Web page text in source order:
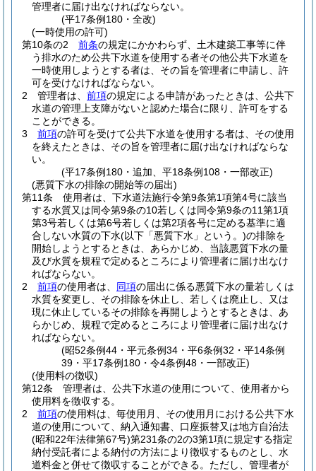
管理者に届け出なければならない。
(平17条例180・全改)
(一時使用の許可)
第10条の2
前条の規定にかかわらず、土木建築工事等に伴
う排水のため公共下水道を使用する者その他公共下水道を
一時使用しようとする者は、その旨を管理者に申請し、許
可を受けなければならない。
2
管理者は、 前項の規定による申請があったときは、公共下
水道の管理上支障がないと認めた場合に限り、許可をする
ことができる。
3
前項の許可を受けて公共下水道を使用する者は、その使用
を終えたときは、その旨を管理者に届け出なければならな
い。
(平17条例180・追加、平18条例108・一部改正)
(悪質下水の排除の開始等の届出)
第11条
使用者は、下水道法施行令第9条第1項第4号に該当
する水質又は同令第9条の10若しくは同令第9条の11第1項
第3号若しくは第6号若しくは第2項各号に定める基準に適
合しない水質の下水(以下「悪質下水」という。)の排除を
開始しようとするときは、あらかじめ、当該悪質下水の量
及び水質を規程で定めるところにより管理者に届け出なけ
ればならない。
2
前項の使用者は、 同項の届出に係る悪質下水の量若しくは
水質を変更し、その排除を休止し、若しくは廃止し、又は
現に休止しているその排除を再開しようとするときは、あ
らかじめ、規程で定めるところにより管理者に届け出なけ
ればならない。
(昭52条例44・平元条例34・平6条例32・平14条例
39・平17条例180・令4条例48・一部改正)
(使用料の徴収)
第12条
管理者は、公共下水道の使用について、使用者から
使用料を徴収する。
2
前項の使用料は、毎使用月、その使用月における公共下水
道の使用について、納入通知書、口座振替又は地方自治法
(昭和22年法律第67号)第231条の2の3第1項に規定する指定
納付受託者による納付の方法により徴収するものとし、水
道料金と併せて徴収することができる。 ただし、管理者が